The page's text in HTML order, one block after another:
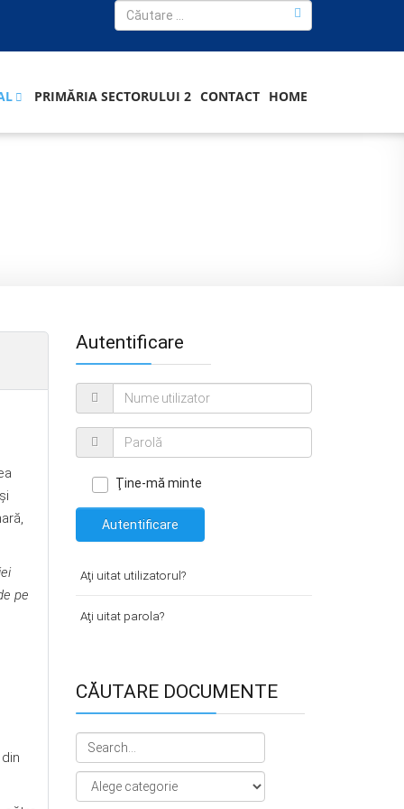
PRIMĂRIA SECTORULUI 2 CONTACT HOME
pe
Autentificare
Ţine-mă minte
Autentificare
Aţi uitat utilizatorul?
Aţi uitat parola?
CĂUTARE DOCUMENTE